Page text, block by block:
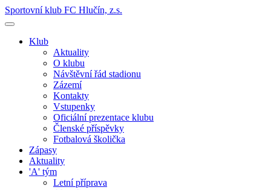
Sportovní klub FC Hlučín, z.s.
Klub
Aktuality
O klubu
Návštěvní řád stadionu
Zázemí
Kontakty
Vstupenky
Oficiální prezentace klubu
Členské příspěvky
Fotbalová školička
Zápasy
Aktuality
'A' tým
Letní příprava